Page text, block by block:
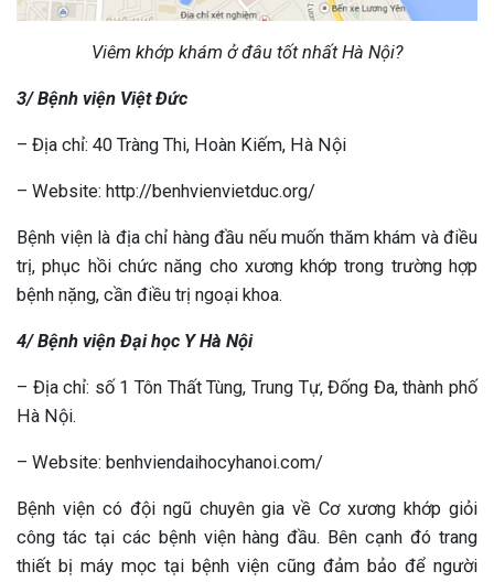
Viêm khớp khám ở đâu tốt nhất Hà Nội?
3/ Bệnh viện Việt Đức
– Địa chỉ: 40 Tràng Thi, Hoàn Kiếm, Hà Nội
– Website: http://benhvienvietduc.org/
Bệnh viện là địa chỉ hàng đầu nếu muốn thăm khám và điều
trị, phục hồi chức năng cho xương khớp trong trường hợp
bệnh nặng, cần điều trị ngoại khoa.
4/ Bệnh viện Đại học Y Hà Nội
– Địa chỉ: số 1 Tôn Thất Tùng, Trung Tự, Đống Đa, thành phố
Hà Nội.
– Website: benhviendaihocyhanoi.com/
Bệnh viện có đội ngũ chuyên gia về Cơ xương khớp giỏi
công tác tại các bệnh viện hàng đầu. Bên cạnh đó trang
thiết bị máy mọc tại bệnh viện cũng đảm bảo để người